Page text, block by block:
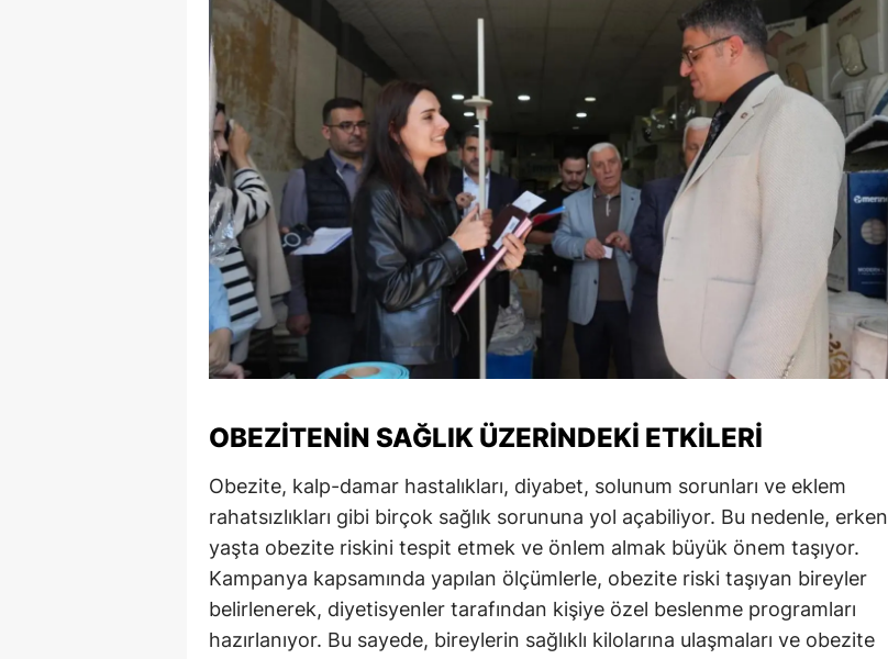
Niğde
Rize
Sakarya
Samsun
Siirt
Sinop
Sivas
Tekirdağ
Tokat
Trabzon
Tunceli
Uşak
Van
OBEZITENIN SAĞLIK ÜZERINDEKI ETKILERI
Obezite, kalp-damar hastalıkları, diyabet, solunum sorunları ve eklem
rahatsızlıkları gibi birçok sağlık sorununa yol açabiliyor. Bu nedenle, erken
yaşta obezite riskini tespit etmek ve önlem almak büyük önem taşıyor.
Kampanya kapsamında yapılan ölçümlerle, obezite riski taşıyan bireyler
belirlenerek, diyetisyenler tarafından kişiye özel beslenme programları
hazırlanıyor. Bu sayede, bireylerin sağlıklı kilolarına ulaşmaları ve obezite